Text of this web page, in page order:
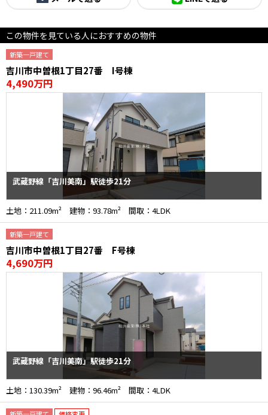
この物件を見ている人におすすめの物件
新築一戸建て
吉川市中曽根1丁目27番 I号棟
4,490万円
武蔵野線「吉川美南」駅徒歩21分
土地：211.09m² 建物：93.78m² 間取：4LDK
新築一戸建て
吉川市中曽根1丁目27番 F号棟
4,690万円
武蔵野線「吉川美南」駅徒歩21分
土地：130.39m² 建物：96.46m² 間取：4LDK